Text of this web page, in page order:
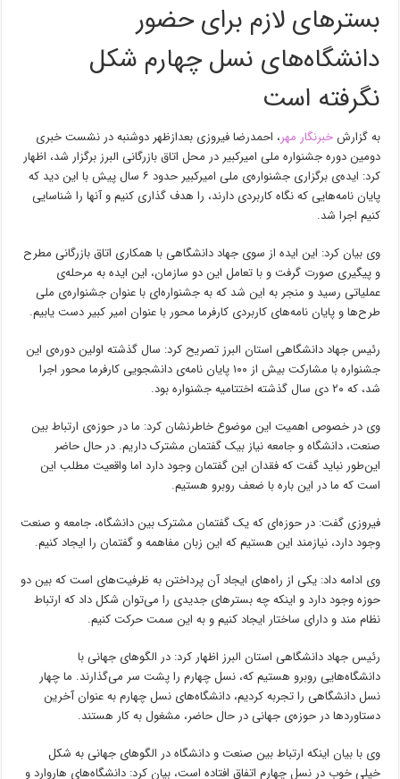
بسترهای لازم برای حضور
دانشگاه‌های نسل چهارم شکل
نگرفته است
به گزارشخبرنگار مهر، احمدرضا فیروزی بعدازظهر دوشنبه در نشست خبری
دومین دوره جشنواره ملی امیرکبیر در محل اتاق بازرگانی البرز برگزار شد، اظهار
کرد: ایده‌ی برگزاری جشنواره‌ی ملی امیرکبیر حدود ۶ سال پیش با این دید که
پایان نامه‌هایی که نگاه کاربردی دارند، را هدف گذاری کنیم و آنها را شناسایی
کنیم اجرا شد.
وی بیان کرد: این ایده از سوی جهاد دانشگاهی با همکاری اتاق بازرگانی مطرح
و پیگیری صورت گرفت و با تعامل این دو سازمان، این ایده به مرحله‌ی
عملیاتی رسید و منجر به این شد که به جشنواره‌ای با عنوان جشنواره‌ی ملی
طرح‌ها و پایان نامه‌های کاربردی کارفرما محور با عنوان امیر کبیر دست یابیم.
رئیس جهاد دانشگاهی استان البرز تصریح کرد: سال گذشته اولین دوره‌ی این
جشنواره با مشارکت بیش از ۱۰۰ پایان نامه‌ی دانشجویی کارفرما محور اجرا
شد، که ۲۰ دی سال گذشته اختتامیه جشنواره بود.
وی در خصوص اهمیت این موضوع خاطرنشان کرد: ما در حوزه‌ی ارتباط بین
صنعت، دانشگاه و جامعه نیاز بیک گفتمان مشترک داریم. در حال حاضر
این‌طور نباید گفت که فقدان این گفتمان وجود دارد اما واقعیت مطلب این
است که ما در اینبارهبا ضعف روبرو هستیم.
فیروزی گفت: در حوزه‌ای که یک گفتمان مشترک بین دانشگاه، جامعه و صنعت
وجود دارد، نیازمند این هستیم که این زبان مفاهمه و گفتمان را ایجاد کنیم.
وی ادامه داد: یکی از راه‌های ایجاد آن پرداختن به ظرفیت‌های است که بین دو
حوزه وجود دارد و اینکه چه بسترهای جدیدی را می‌توان شکل داد که ارتباط
نظام مند و دارای ساختار ایجاد کنیم و به این سمت حرکت کنیم.
رئیس جهاد دانشگاهی استان البرز اظهار کرد: در الگوهای جهانی با
دانشگاه‌هایی روبرو هستیم که، نسل چهارم را پشت سر می‌گذارند. ما چهار
نسل دانشگاهی را تجربه کردیم، دانشگاه‌های نسل چهارم به عنوان آخرین
دستاوردها در حوزه‌ی جهانی در حال حاضر، مشغول به کار هستند.
وی با بیان اینکه ارتباط بین صنعت و دانشگاه در الگوهای جهانی به شکل
خیلی خوب در نسل چهارم اتفاق افتاده است، بیان کرد: دانشگاه‌های هاروارد و